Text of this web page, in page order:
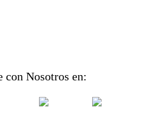
con Nosotros en: